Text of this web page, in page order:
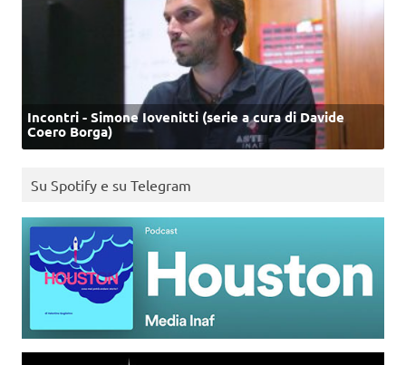
Incontri - Simone Iovenitti (serie a cura di Davide
Coero Borga)
Su Spotify e su Telegram